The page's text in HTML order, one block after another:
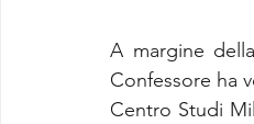
A margine
Confessore ha
Centro Studi